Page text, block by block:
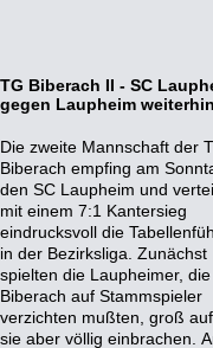
TG Biberach II - SC
gegen Laupheim
Die zweite Mannschaft der
Biberach empfing am
den SC Laupheim und
mit einem 7:1 Kantersieg
eindrucksvoll die
in der Bezirksliga. Zunächst
spielten die Laupheimer,
Biberach auf Stammspieler
verzichten mußten, groß
sie aber völlig einbrachen.
bald hochgradig in Zeitnot.
nutzte Hoops, um -- ein
glücklich -- doch noch auf
Biberach zu stellen.Einen Schock
erlebte Biberachs
ungeschlagener Spitzenspieler
Daniel Müller, als er plötzlich
Qualität einstellte. Mit einem
starken Aktivspiel gelang
im Anschluß aber, Wilfried